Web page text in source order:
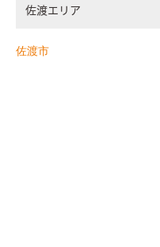
佐渡エリア
佐渡市